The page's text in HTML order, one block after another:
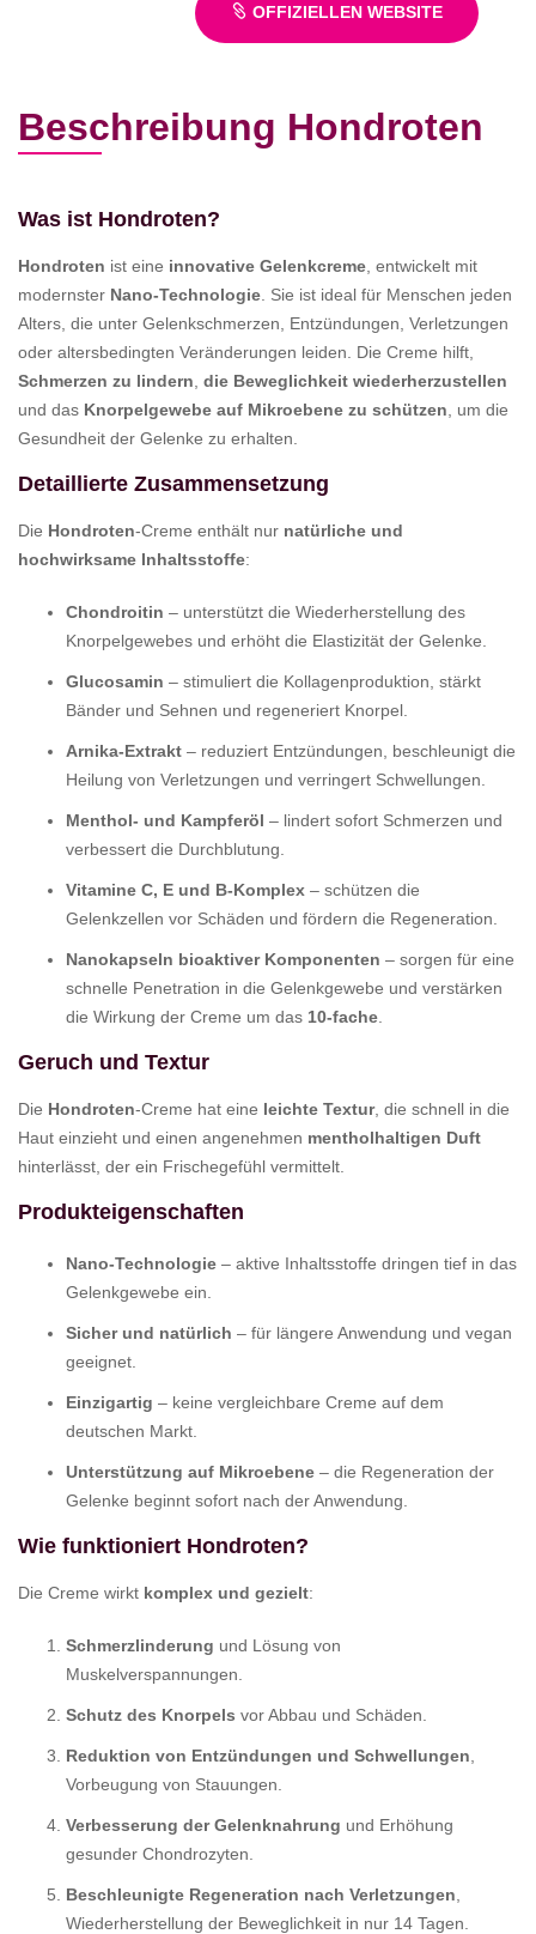
OFFIZIELLEN WEBSITE
Beschreibung Hondroten
Was ist Hondroten?
Hondroten ist eine innovative Gelenkcreme , entwickelt mit
modernster Nano-Technologie . Sie ist ideal für Menschen jeden
Alters, die unter Gelenkschmerzen, Entzündungen, Verletzungen
oder altersbedingten Veränderungen leiden. Die Creme hilft,
Schmerzen zu lindern die Beweglichkeit wiederherzustellen
und das Knorpelgewebe auf Mikroebene zu schützen , um die
Gesundheit der Gelenke zu erhalten.
Detaillierte Zusammensetzung
Die Hondroten-Creme enthält nur natürliche und
hochwirksame Inhaltsstoffe:
Chondroitin – unterstützt die Wiederherstellung des
Knorpelgewebes und erhöht die Elastizität der Gelenke.
Glucosamin – stimuliert die Kollagenproduktion, stärkt
Bänder und Sehnen und regeneriert Knorpel.
Arnika-Extrakt – reduziert Entzündungen, beschleunigt die
Heilung von Verletzungen und verringert Schwellungen.
Menthol- und Kampferöl – lindert sofort Schmerzen und
verbessert die Durchblutung.
Vitamine C, E und B-Komplex – schützen die
Gelenkzellen vor Schäden und fördern die Regeneration.
Nanokapseln bioaktiver Komponenten – sorgen für eine
schnelle Penetration in die Gelenkgewebe und verstärken
die Wirkung der Creme um das 10-fache
Geruch und Textur
Die Hondroten-Creme hat eine leichte Textur, die schnell in die
Haut einzieht und einen angenehmen mentholhaltigen Duft
hinterlässt, der ein Frischegefühl vermittelt.
Produkteigenschaften
Nano-Technologie – aktive Inhaltsstoffe dringen tief in das
Gelenkgewebe ein.
Sicher und natürlich – für längere Anwendung und vegan
geeignet.
Einzigartig – keine vergleichbare Creme auf dem
deutschen Markt.
Unterstützung auf Mikroebene – die Regeneration der
Gelenke beginnt sofort nach der Anwendung.
Wie funktioniert Hondroten?
Die Creme wirkt komplex und gezielt:
Schmerzlinderung und Lösung von
Muskelverspannungen.
Schutz des Knorpels vor Abbau und Schäden.
Reduktion von Entzündungen und Schwellungen
Vorbeugung von Stauungen.
Verbesserung der Gelenknahrung und Erhöhung
gesunder Chondrozyten.
Beschleunigte Regeneration nach Verletzungen
Wiederherstellung der Beweglichkeit in nur 14 Tagen.